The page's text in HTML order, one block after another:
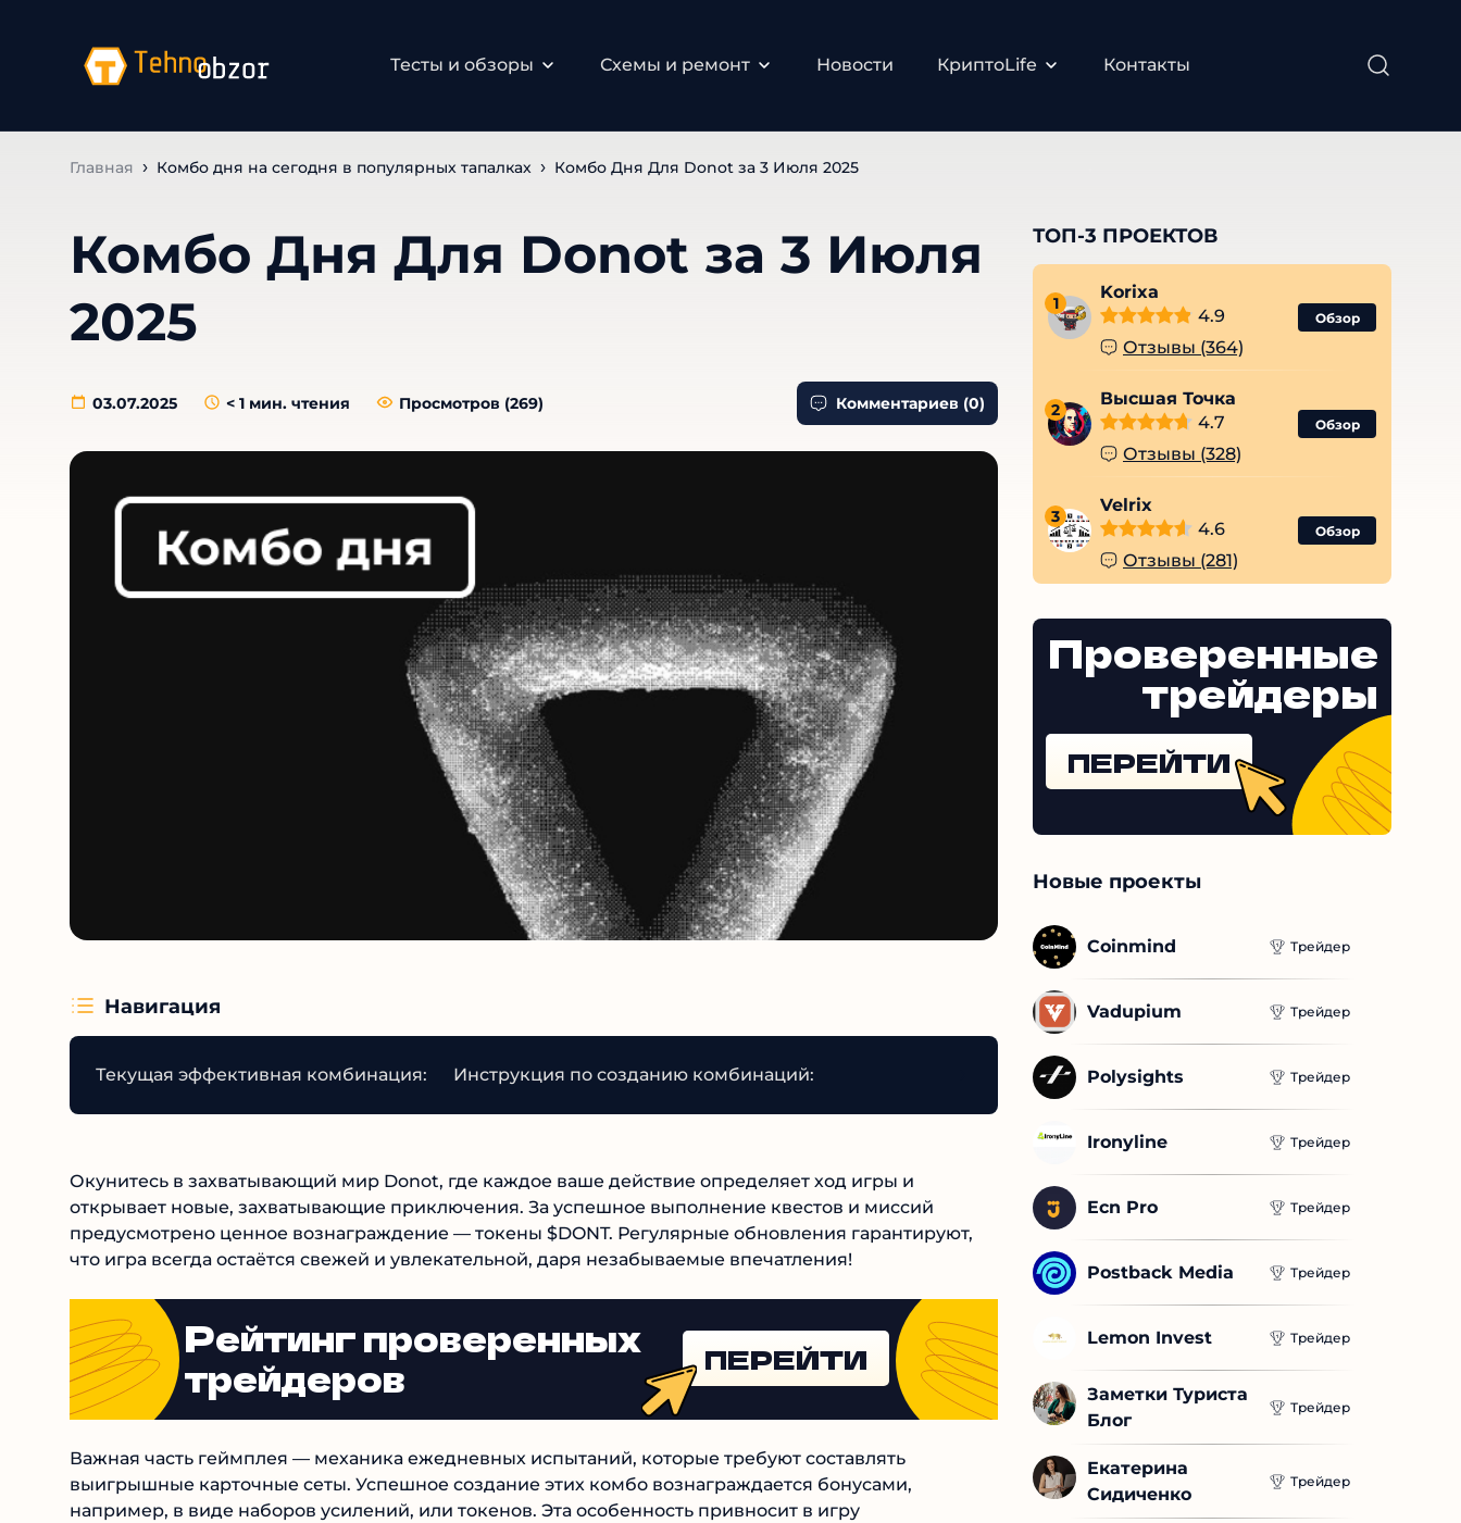
Тесты и обзоры Схемы и ремонт Новости КриптоLife Контакты
Главная Комбо дня на сегодня в популярных тапалках Комбо Дня Для Donot за 3 Июля 2025
Комбо Дня Для Donot за 3 Июля
2025
03.07.2025 < 1 мин. чтения Просмотров (269) Комментариев (0)
Навигация
Текущая эффективная комбинация: Инструкция по созданию комбинаций:
Окунитесь в захватывающий мир Donot, где каждое ваше действие определяет ход игры и
открывает новые, захватывающие приключения. За успешное выполнение квестов и миссий
предусмотрено ценное вознаграждение — токены $DONT. Регулярные обновления гарантируют,
что игра всегда остаётся свежей и увлекательной, даря незабываемые впечатления!
Рейтинг проверенных
трейдеров
ПЕРЕЙТИ
Важная часть геймплея — механика ежедневных испытаний, которые требуют составлять
выигрышные карточные сеты. Успешное создание этих комбо вознаграждается бонусами,
например, в виде наборов усилений, или токенов. Эта особенность привносит в игру
ТОП-3 ПРОЕКТОВ
1
Korixa
4.9
Отзывы (364)
Обзор
2
Высшая Точка
4.7
Отзывы (328)
Обзор
3
Velrix
4.6
Отзывы (281)
Обзор
Проверенные
трейдеры
ПЕРЕЙТИ
Новые проекты
Coinmind Трейдер
Vadupium Трейдер
Polysights Трейдер
Ironyline Трейдер
Ecn Pro Трейдер
Postback Media Трейдер
Lemon Invest Трейдер
Заметки Туриста
Блог
Трейдер
Екатерина
Сидиченко
Трейдер